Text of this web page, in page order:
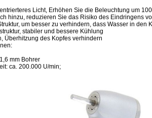
Licht, Erhöhen Sie die Beleuchtung um
hinzu, reduzieren Sie das Risiko des Eindringens
um besser zu verhindern, dass Wasser in den
stabiler und bessere Kühlung
Überhitzung des Kopfes verhindern
mm Bohrer
ca. 200.000 U/min;